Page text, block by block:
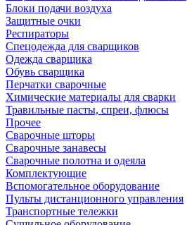
Блоки подачи воздуха
Защитные очки
Респираторы
Спецодежда для сварщиков
Одежда сварщика
Обувь сварщика
Перчатки сварочные
Химические материалы для сварки
Травильные пасты, спреи, флюсы
Прочее
Сварочные шторы
Сварочные занавесы
Сварочные полотна и одеяла
Комплектующие
Вспомогательное оборудование
Пульты дистанционного управления
Транспортные тележки